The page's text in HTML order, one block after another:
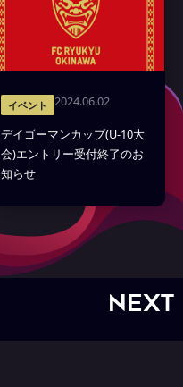
イベント 2024.06.02
デイゴーマンカップ(U-10大
会)エントリー受付終了のお
知らせ
NEXT